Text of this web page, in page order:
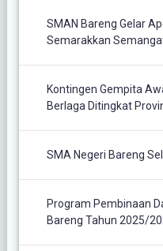
SMAN Bareng Gelar
Semarakkan
Kontingen Gempita
Berlaga Ditingkat
SMA Negeri Bareng
Program Pembinaan
Bareng Tahun 2025/